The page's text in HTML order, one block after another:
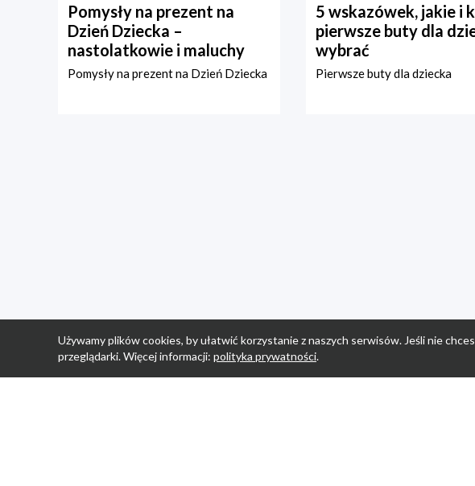
Pomysły na prezent na
Dzień Dziecka –
nastolatkowie i maluchy
Pomysły na prezent na Dzień Dziecka
5 wskazówek, jakie i
pierwsze buty dla
wybrać
Pierwsze buty dla dziecka
Używamy plików cookies, by ułatwić korzystanie z naszych serwisów. Jeśli nie
przeglądarki. Więcej informacji: polityka prywatności.